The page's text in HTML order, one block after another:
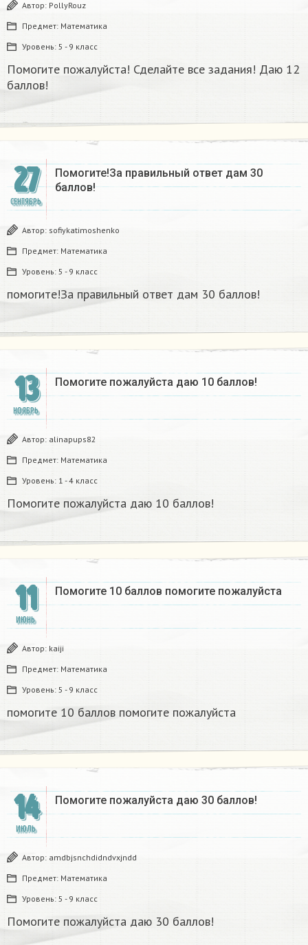
Автор: PollyRouz
Предмет: Математика
Уровень: 5 - 9 класс
Помогите пожалуйста! Сделайте все задания! Даю 12
баллов!
27
СЕНТЯБРЬ
Помогите!За правильный ответ дам 30
баллов!
Автор: sofiykatimoshenko
Предмет: Математика
Уровень: 5 - 9 класс
помогите!За правильный ответ дам 30 баллов!
13
НОЯБРЬ
Помогите пожалуйста даю 10 баллов!
Автор: alinapups82
Предмет: Математика
Уровень: 1 - 4 класс
Помогите пожалуйста даю 10 баллов!
11
ИЮНЬ
Помогите 10 баллов помогите пожалуйста
Автор: kaiji
Предмет: Математика
Уровень: 5 - 9 класс
помогите 10 баллов помогите пожалуйста
14
ИЮЛЬ
Помогите пожалуйста даю 30 баллов!
Автор: amdbjsnchdidndvxjndd
Предмет: Математика
Уровень: 5 - 9 класс
Помогите пожалуйста даю 30 баллов!